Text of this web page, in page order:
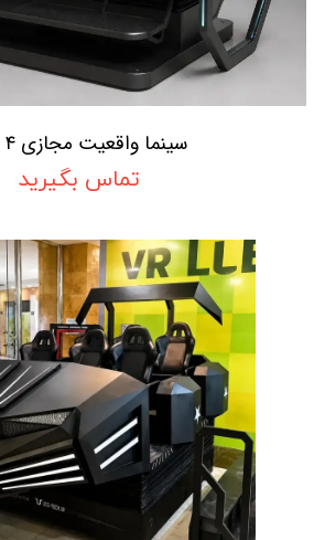
سینما واقعیت مجازی ۴ نفره
تماس بگیرید